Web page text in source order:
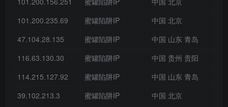
101.200.235.69
蜜罐陷阱IP
中国 北京
47.104.28.135
蜜罐陷阱IP
中国 山东 青岛
116.63.130.30
蜜罐陷阱IP
中国 贵州 贵阳
114.215.127.92
蜜罐陷阱IP
中国 山东 青岛
39.102.213.3
蜜罐陷阱IP
中国 北京